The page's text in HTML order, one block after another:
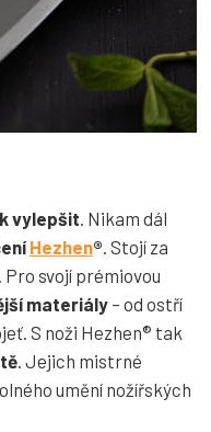
vylepšit. Nikam dál
Hezhen®. Stojí za
Pro svojí prémiovou
materiály– od ostří
S noži Hezhen® tak
. Jejich mistrné
umění nožířských